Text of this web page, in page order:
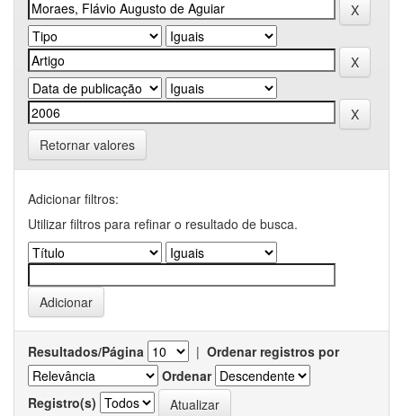
Retornar valores
Adicionar filtros:
Utilizar filtros para refinar o resultado de busca.
Resultados/Página | Ordenar registros por
Ordenar
Registro(s)